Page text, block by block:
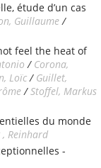
étude d’un cas
Guillaume/
feel the heat of
/ Corona,
Loïc/ Guillet,
/Stoffel, Markus
du monde
, Reinhard
-